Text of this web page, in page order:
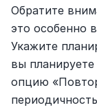
Обратите
это особенно
Укажите
вы
опцию